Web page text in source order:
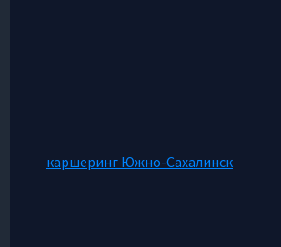
каршеринг Южно-Сахалинск